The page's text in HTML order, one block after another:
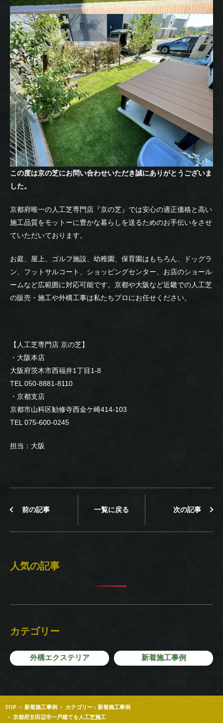
この度は京の芝にお問い合わせいただき誠にありがとうございま
した。
京都府唯一の人工芝専門店『京の芝』では安心の適正価格と高い
施工品質をモットーに豊かな暮らしを送るためのお手伝いをさせ
ていただいております。
お庭、屋上、ゴルフ施設、幼稚園、保育園はもちろん、ドッグラ
ン、フットサルコート、ショッピングセンター、お店のショール
ームなど広範囲に対応可能です。京都や大阪など近畿での人工芝
の販売・施工や外構工事は私たちプロにお任せください。
【人工芝専門店 京の芝】
・大阪本店
大阪府茨木市西福井1丁目1-8
TEL 050-8881-8110
・京都支店
京都市山科区勧修寺西金ケ崎414-103
TEL 075-600-0245
担当：大阪
前の記事 一覧に戻る 次の記事
人気の記事
カテゴリー
外構エクステリア 新着施工事例
TOP 新着施工事例
カテゴリー : 新着施工事例
京都府京田辺市一戸建てを人工芝施工